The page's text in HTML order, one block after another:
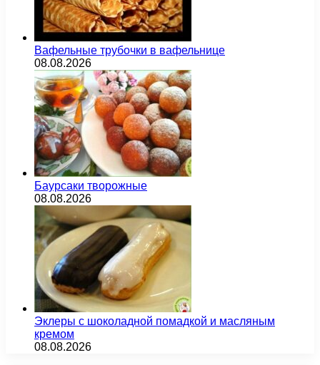
Вафельные трубочки в вафельнице
08.08.2026
Баурсаки творожные
08.08.2026
Эклеры с шоколадной помадкой и масляным
кремом
08.08.2026